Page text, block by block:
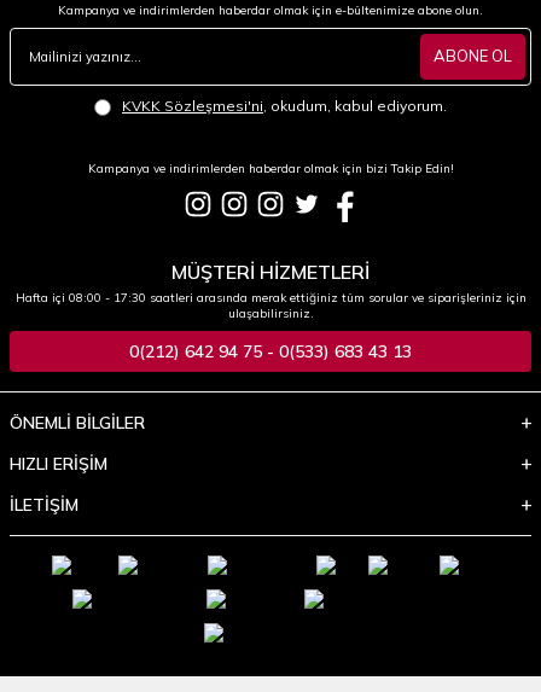
Kampanya ve indirimlerden haberdar olmak için e-bültenimize abone olun.
ABONE OL
KVKK Sözleşmesi'ni , okudum, kabul ediyorum.
Kampanya ve indirimlerden haberdar olmak için bizi Takip Edin!
MÜŞTERİ HİZMETLERİ
Hafta içi 08:00 - 17:30 saatleri arasında merak ettiğiniz tüm sorular ve siparişleriniz için
ulaşabilirsiniz.
0(212) 642 94 75 - 0(533) 683 43 13
ÖNEMLİ BİLGİLER
HIZLI ERİŞİM
İLETİŞİM